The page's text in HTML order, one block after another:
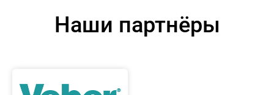
Наши партнёры